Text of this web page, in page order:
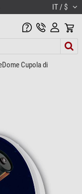
IT / $
Cupola di